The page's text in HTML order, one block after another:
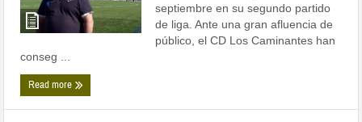
septiembre en su segundo partido
de liga. Ante una gran afluencia de
público, el CD Los Caminantes han
conseg ...
Read more